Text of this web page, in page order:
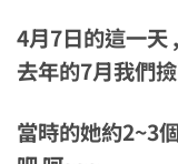
4月7日的這一天
去年的7月我們
當時的她約2~3